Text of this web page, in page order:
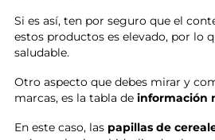
Si es así, ten por seguro que el
estos productos es elevado, por lo
saludable.
Otro aspecto que debes mirar y
marcas, es la tabla de información
En este caso, las papillas de